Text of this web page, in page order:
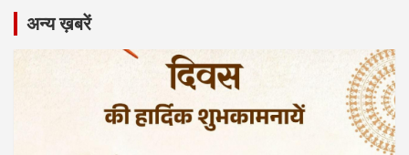
अन्य ख़बरें